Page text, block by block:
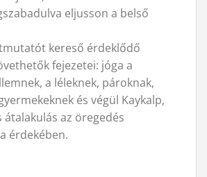
eljusson a belső
kereső érdeklődő
fejezetei: jóga a
a léleknek, pároknak,
és végül Kaykalp,
átalakulás az öregedés
érdekében.